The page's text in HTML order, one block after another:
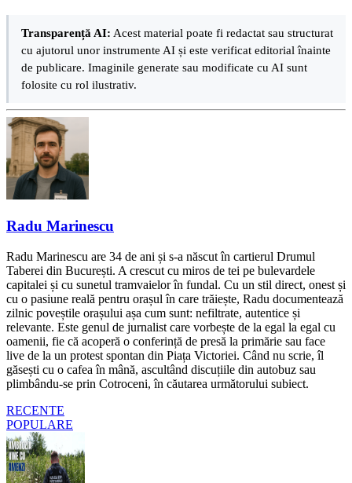
Transparență AI: Acest material poate fi redactat sau structurat
cu ajutorul unor instrumente AI și este verificat editorial înainte
de publicare. Imaginile generate sau modificate cu AI sunt
folosite cu rol ilustrativ.
Radu Marinescu
Radu Marinescu are 34 de ani și s-a născut în cartierul Drumul
Taberei din București. A crescut cu miros de tei pe bulevardele
capitalei și cu sunetul tramvaielor în fundal. Cu un stil direct, onest și
cu o pasiune reală pentru orașul în care trăiește, Radu documentează
zilnic poveștile orașului așa cum sunt: nefiltrate, autentice și
relevante. Este genul de jurnalist care vorbește de la egal la egal cu
oamenii, fie că acoperă o conferință de presă la primărie sau face
live de la un protest spontan din Piața Victoriei. Când nu scrie, îl
găsești cu o cafea în mână, ascultând discuțiile din autobuz sau
plimbându-se prin Cotroceni, în căutarea următorului subiect.
RECENTE
POPULARE